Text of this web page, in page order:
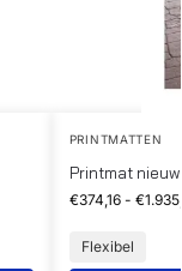
PRINTMATTEN
Printmat
€374,16 - €
Flexibel